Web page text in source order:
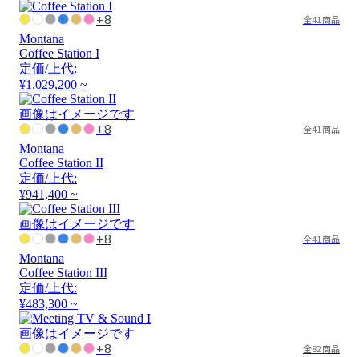
+8 全41商品
Montana
Coffee Station I
定価/上代:
¥1,029,200 ~
画像はイメージです
+8 全41商品
Montana
Coffee Station II
定価/上代:
¥941,400 ~
画像はイメージです
+8 全41商品
Montana
Coffee Station III
定価/上代:
¥483,300 ~
画像はイメージです
+8 全82商品